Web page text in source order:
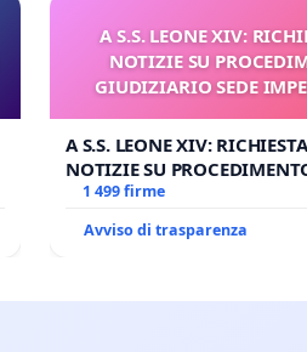
A S.S. LEONE XIV:
NOTIZIE SU
GIUDIZIARIO SEDE
A S.S. LEONE XIV:
NOTIZIE SU
GIUDIZIARIO SEDE
BENEDETTO XVI
1 499 firme
Avviso di trasparenza